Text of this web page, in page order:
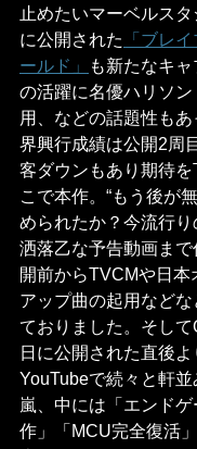
止めたいマーベルス
に公開された
「ブレ
ールド」
も新たなキ
の活躍に名優ハリソ
用、などの話題性も
界興行成績は公開2周
客ダウンもあり期待
こで本作。“もう後が
められたか？今流行り
洒落乙な予告動画ま
開前からTVCMや日本
アップ曲の起用など
ておりました。そし
日に公開された直後
YouTubeで続々と軒
嵐、中には「エンド
作」「MCU完全復活